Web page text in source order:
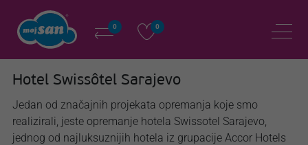
0 0
Hotel Swissôtel Sarajevo
Jedan od značajnih projekata opremanja koje smo
realizirali, jeste opremanje hotela Swissotel Sarajevo,
jednog od najluksuznijih hotela iz grupacije Accor Hotels